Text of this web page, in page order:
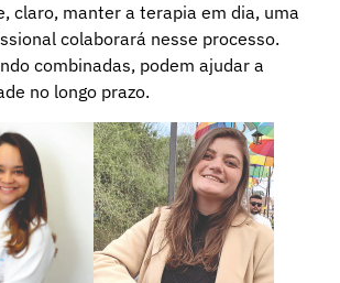
claro, manter a terapia em dia, uma
colaborará nesse processo.
combinadas, podem ajudar a
no longo prazo.